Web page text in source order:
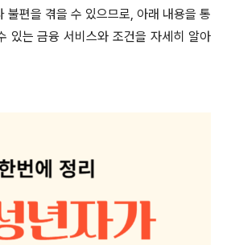
불편을 겪을 수 있으므로, 아래 내용을 통
있는 금융 서비스와 조건을 자세히 알아